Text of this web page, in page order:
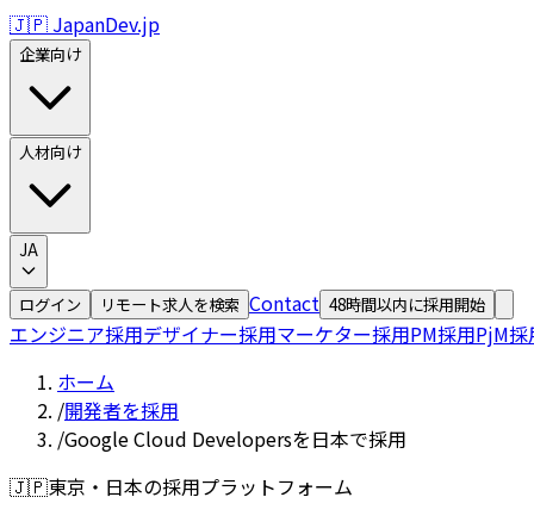
🇯🇵 JapanDev.jp
企業向け
人材向け
JA
ログイン リモート求人を検索 Contact 48時間以内に採用開始
エンジニア採用デザイナー採用マーケター採用PM採用PjM採
ホーム
/開発者を採用
/Google Cloud Developersを日本で採用
🇯🇵東京・日本の採用プラットフォーム